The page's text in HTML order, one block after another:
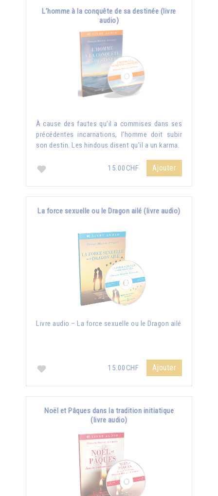
L’homme à la conquête de sa destinée (livre
audio)
À cause des fautes qu’il a commises dans ses
précédentes incarnations, l’homme doit subir
son destin. Les hindous disent qu’il a un karma.
15.00CHF Ajouter
La force sexuelle ou le Dragon ailé (livre audio)
Livre audio – La force sexuelle ou le Dragon ailé
15.00CHF Ajouter
Noël et Pâques dans la tradition initiatique
(livre audio)